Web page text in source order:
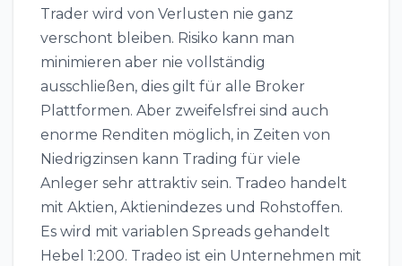
Trader wird von Verlusten nie ganz
verschont bleiben. Risiko kann man
minimieren aber nie vollständig
ausschließen, dies gilt für alle Broker
Plattformen. Aber zweifelsfrei sind auch
enorme Renditen möglich, in Zeiten von
Niedrigzinsen kann Trading für viele
Anleger sehr attraktiv sein. Tradeo handelt
mit Aktien, Aktienindezes und Rohstoffen.
Es wird mit variablen Spreads gehandelt
Hebel 1:200. Tradeo ist ein Unternehmen mit